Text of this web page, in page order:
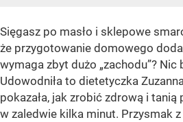
Sięgasz po masło i sklepowe
że przygotowanie domowego
wymaga zbyt dużo „zachodu”? Nic
Udowodniła to dietetyczka
pokazała, jak zrobić zdrową i tanią
w zaledwie kilka minut. Przysmak